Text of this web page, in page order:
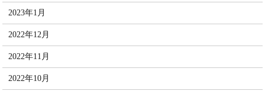
2023年1月
2022年12月
2022年11月
2022年10月